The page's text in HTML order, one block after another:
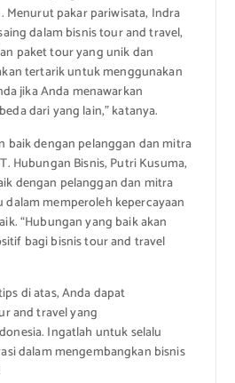
Menurut pakar pariwisata, Indra
dalam bisnis tour and travel,
paket tour yang unik dan
tertarik untuk menggunakan
jika Anda menawarkan
dari yang lain,” katanya.
baik dengan pelanggan dan mitra
Hubungan Bisnis, Putri Kusuma,
dengan pelanggan dan mitra
dalam memperoleh kepercayaan
“Hubungan yang baik akan
bagi bisnis tour and travel
di atas, Anda dapat
and travel yang
Ingatlah untuk selalu
dalam mengembangkan bisnis